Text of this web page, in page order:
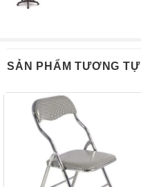
SẢN PHẨM TƯƠNG TỰ